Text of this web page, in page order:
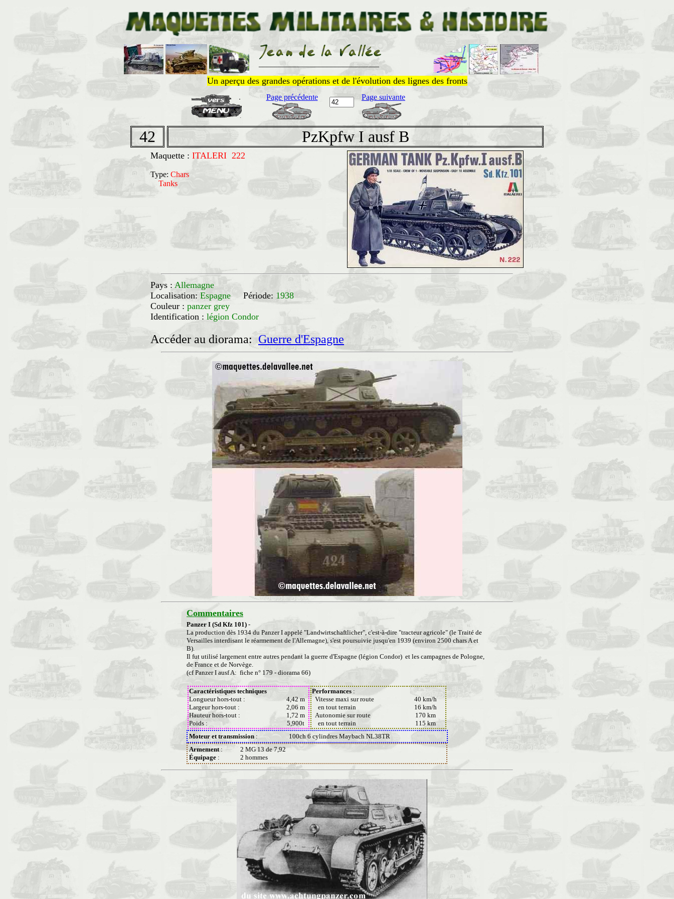
______________________________
Un aperçu des grandes opérations et de l'évolution des lignes des fronts
Page précédente Page suivante
42 PzKpfw I ausf B
Maquette : ITALERI 222
Type: Chars
Tanks
Pays : Allemagne
Localisation: Espagne Période: 1938
Couleur : panzer grey
Identification : légion Condor
Accéder au diorama: Guerre d'Espagne
Commentaires
Panzer I (Sd Kfz 101) -
La production dès 1934 du Panzer I appelé "Landwirtschaftlicher", c'est-à-dire "tracteur agricole" (le Traité de
Versailles interdisant le réarmement de l'Allemagne), s'est poursuivie jusqu'en 1939 (environ 2500 chars A et
B).
Il fut utilisé largement entre autres pendant la guerre d'Espagne (légion Condor) et les campagnes de Pologne,
de France et de Norvège.
(cf Panzer I ausf A: fiche n° 179 - diorama 66)
Caractéristiques techniques
Longueur hors-tout :
Largeur hors-tout :
Hauteur hors-tout :
Poids :
4,42 m
2,06 m
1,72 m
5,900t
Performances :
Vitesse maxi sur route
en tout terrain
Autonomie sur route
en tout terrain
40 km/h
16 km/h
170 km
115 km
Moteur et transmission :
100ch 6 cylindres Maybach NL38TR
Armement:
Équipage :
2 MG 13 de 7,92
2 hommes